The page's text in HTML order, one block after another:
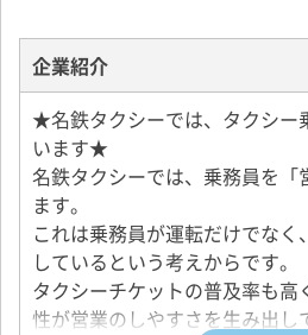
企業紹介
★名鉄タクシーでは、タクシー
います★
名鉄タクシーでは、乗務員を「
ます。
これは乗務員が運転だけでなく
しているという考えからです。
タクシーチケットの普及率も
性が営業のしやすさを生み出し